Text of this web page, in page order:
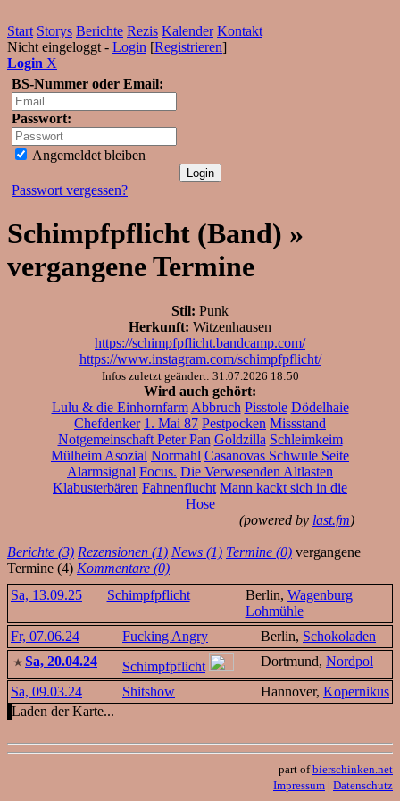
Start Storys Berichte Rezis Kalender Kontakt
Nicht eingeloggt - Login [Registrieren]
Login X
BS-Nummer oder Email:
Passwort:
Angemeldet bleiben
Passwort vergessen?
Schimpfpflicht (Band) »
vergangene Termine
Stil: Punk
Herkunft: Witzenhausen
https://schimpfpflicht.bandcamp.com/
https://www.instagram.com/schimpfpflicht/
Infos zuletzt geändert: 31.07.2026 18:50
Wird auch gehört:
Lulu & die Einhornfarm Abbruch Pisstole Dödelhaie
Chefdenker 1. Mai 87 Pestpocken Missstand
Notgemeinschaft Peter Pan Goldzilla Schleimkeim
Mülheim Asozial Normahl Casanovas Schwule Seite
Alarmsignal Focus. Die Verwesenden Altlasten
Klabusterbären Fahnenflucht Mann kackt sich in die
Hose
(powered by last.fm)
Berichte (3) Rezensionen (1) News (1) Termine (0) vergangene
Termine (4) Kommentare (0)
Sa, 13.09.25
Schimpfpflicht Berlin, Wagenburg
Lohmühle
Fr, 07.06.24
Fucking Angry Berlin, Schokoladen
Sa, 20.04.24
Schimpfpflicht Dortmund, Nordpol
Sa, 09.03.24
Shitshow Hannover, Kopernikus
Laden der Karte...
part ofbierschinken.net
Impressum | Datenschutz